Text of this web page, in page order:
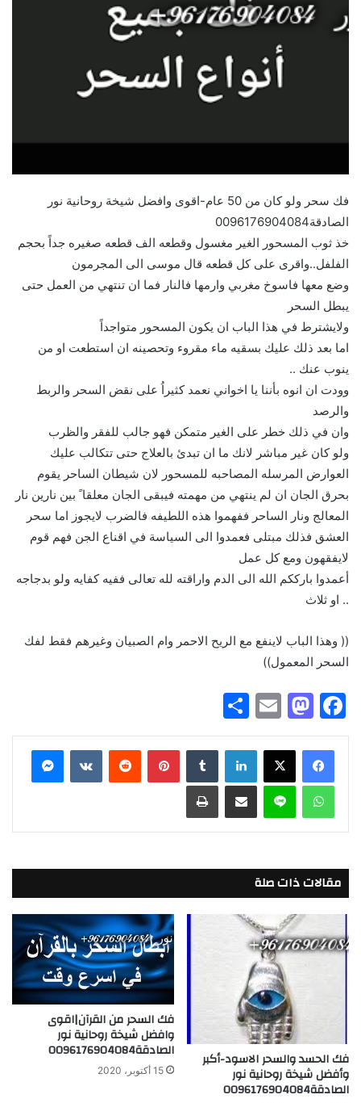
فك سحر ولو كان من 50 عام-اقوى وافضل شيخة روحانية نور
الصادقة0096176904084
خذ ثوب المسحور الغير مغسول وقطعه الف قطعه صغيره جداً بحجم
الفلفل..واقرى على كل قطعه قال موسى الى المجرمون
وضع معها فاسوخ مغربي وارمها فالنار فما ان تنتهي من العمل حتى
يبطل السحر
ولايشترط في هذا الباب ان يكون المسحور متواجداً
اما بعد ذلك عليك بسقيه ماء مقروء وتحصينه ان استطعت او من
ينوب عنك ..
وودت ان انوه بأننا يا اخواني نعمد كثيراُ على نقض السحر والربط
والرصد
وان في ذلك خطر على الغير متمكن فهو جالب للفقر والظرب
ولو كان غير مباشر لانك ما ان تبدئ بالعلاج حتى تتكالب عليك
العوارض المرسله المصاحبه للمسحور لان شيطان الساحر يقوم
بحرق الجان ان لم ينتهي من مهمته فيبقى الجان معلقا ً بين نارين نار
المعالج ونار الساحر ففهموا هذه اللطيفه فالضرب لايجوز اما سحر
العشق فذلك مبتلى فعمدوا الى السياسة في اقناع الجن فهم قوم
لايفقهون ومع كل عمل
أعمدوا بارككم الله الى الدم واراقته لله تعالى ففيه كفايه ولو بدجاجه
.. او ثلاث
(( وهذا الباب لاينفع مع الريح الاحمر وام الصبيان وغيرهم فقط لفك
السحر المعمول))
F
a
c
e
b
o
o
k
M
a
st
o
d
o
n
E
m
ai
l
h
ar
e
فيسبوك X لينكدإن بينتيريست ‏VKontakte
واتساب لاين
مقالات ذات صلة
فك الحسد والسحر الاسود-أكبر
وأفضل شيخة روحانية نور
الصادقة0096176904084
فك السحر من القرآن|اقوى
وافضل شيخة روحانية نور
الصادقة0096176904084
15 أكتوبر، 2020